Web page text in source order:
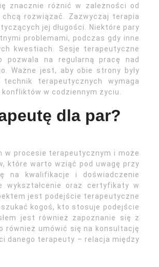
znacznie różnić w zależności od
rozwiązać. Zazwyczaj terapia
jej długości. Niektóre pary
problemami, podczas gdy inne
kwestiach. Sesje terapeutyczne
na regularną pracę nad
Ważne jest, aby obie strony były
terapeutycznych wymaga
w codziennym życiu.
dla par?
w procesie terapeutycznym i może
które warto wziąć pod uwagę przy
na kwalifikacje i doświadczenie
wykształcenie oraz certyfikaty w
jest podejście terapeutyczne
kogoś, kto stosuje podejście
jest również zapoznanie się z
również umówić się na konsultację
danego terapeuty – relacja między